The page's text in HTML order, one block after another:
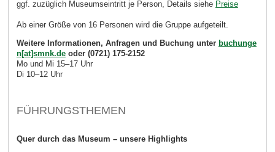
ggf. zuzüglich Museumseintritt je Person, Details siehe Preise
Ab einer Größe von 16 Personen wird die Gruppe aufgeteilt.
Weitere Informationen, Anfragen und Buchung unter buchunge
n[at]smnk.deoder (0721) 175-2152
Mo und Mi 15–17 Uhr
Di 10–12 Uhr
FÜHRUNGSTHEMEN
Quer durch das Museum – unsere Highlights